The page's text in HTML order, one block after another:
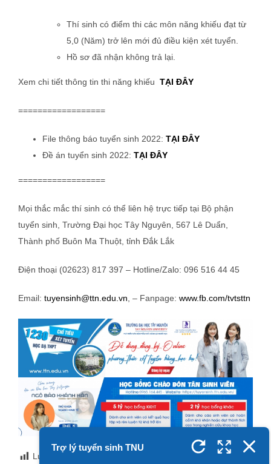
Thí sinh có điểm thi các môn năng khiếu đạt từ
5,0 (Năm) trở lên mới đủ điều kiện xét tuyển.
Hồ sơ đã nhận không trả lại.
Xem chi tiết thông tin thi năng khiếu TẠI ĐÂY
==================
File thông báo tuyển sinh 2022: TẠI ĐÂY
Đề án tuyển sinh 2022: TẠI ĐÂY
==================
Mọi thắc mắc thí sinh có thể liên hệ trực tiếp tại Bộ phận
tuyển sinh, Trường Đại học Tây Nguyên, 567 Lê Duẩn,
Thành phố Buôn Ma Thuột, tỉnh Đắk Lắk
Điện thoại (02623) 817 397 – Hotline/Zalo: 096 516 44 45
Email: tuyensinh@ttn.edu.vn, – Fanpage: www.fb.com/tvtsttn
Lượt xem: